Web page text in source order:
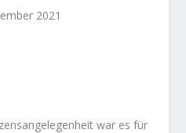
2021
war es für